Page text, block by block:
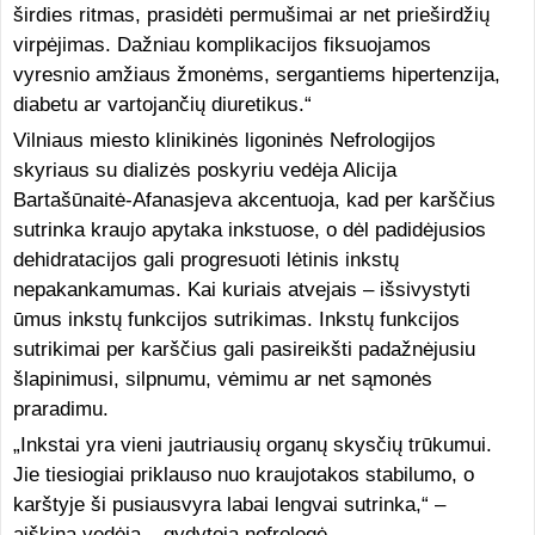
širdies ritmas, prasidėti permušimai ar net prieširdžių
virpėjimas. Dažniau komplikacijos fiksuojamos
vyresnio amžiaus žmonėms, sergantiems hipertenzija,
diabetu ar vartojančių diuretikus.“
Vilniaus miesto klinikinės ligoninės Nefrologijos
skyriaus su dializės poskyriu vedėja Alicija
Bartašūnaitė-Afanasjeva akcentuoja, kad per karščius
sutrinka kraujo apytaka inkstuose, o dėl padidėjusios
dehidratacijos gali progresuoti lėtinis inkstų
nepakankamumas. Kai kuriais atvejais – išsivystyti
ūmus inkstų funkcijos sutrikimas. Inkstų funkcijos
sutrikimai per karščius gali pasireikšti padažnėjusiu
šlapinimusi, silpnumu, vėmimu ar net sąmonės
praradimu.
„Inkstai yra vieni jautriausių organų skysčių trūkumui.
Jie tiesiogiai priklauso nuo kraujotakos stabilumo, o
karštyje ši pusiausvyra labai lengvai sutrinka,“ –